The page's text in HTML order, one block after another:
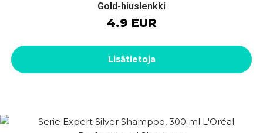
Gold-hiuslenkki
4.9 EUR
Lisätietoja